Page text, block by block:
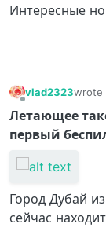
Интересные
vlad2323wrote
last
Летающее
первый
Город Дубай
сейчас